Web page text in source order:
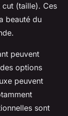
(taille). Ces
beauté du
peuvent
options
peuvent
sont